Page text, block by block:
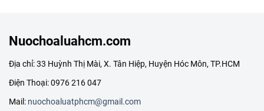
Nuochoaluahcm.com
Địa chỉ: 33 Huỳnh Thị Mài, X. Tân Hiệp, Huyện Hóc Môn, TP.HCM
Điện Thoại: 0976 216 047
Mail: nuochoaluatphcm@gmail.com